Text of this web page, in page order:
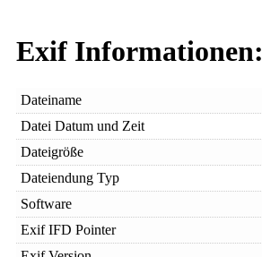
Exif Informationen:
Dateiname
Datei Datum und Zeit
Dateigröße
Dateiendung Typ
Software
Exif IFD Pointer